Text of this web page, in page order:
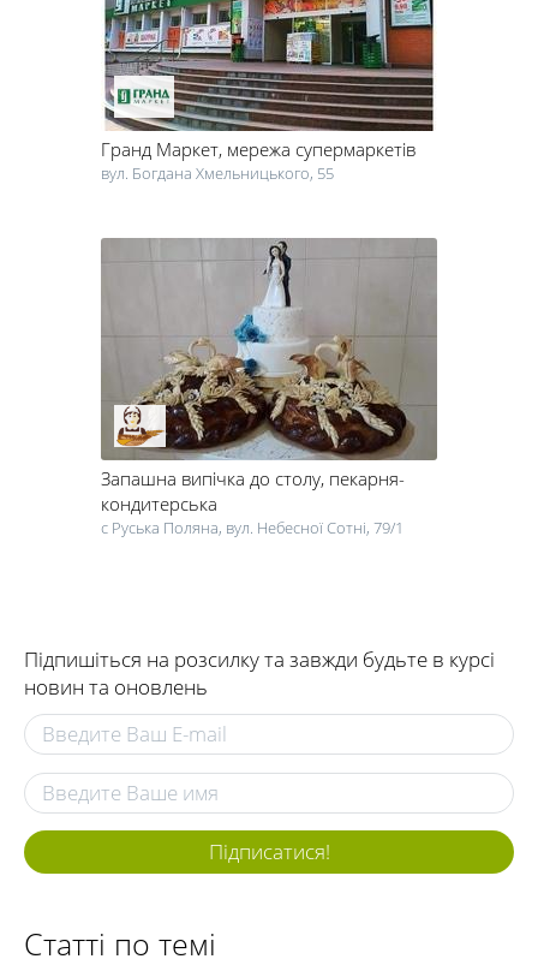
У деяких закладах, крім традиційного "солодкого" меню, подають і
інші страви. Кондитерські мають своє власне виробництво, так що
ви завжди можете розраховувати на найсвіжіші солодощі.
Затишна атмосфера, легка музика і хороша компанія – вечір у
кондитерській пройде незабутньо. Щоб випробувати всі
смаколики, запропоновані черкаськими кондитерськими, одного
дня не вистачить!Гранд Маркет, мережа супермаркетів
вул. Богдана Хмельницького, 55
Запашна випічка до столу, пекарня-
кондитерська
с Руська Поляна, вул. Небесної Сотні, 79/1
Підпишіться на розсилку та завжди будьте в курсі
новин та оновлень
Підписатися!
Статті по темі